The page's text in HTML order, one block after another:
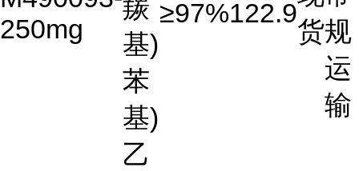
250mg
羰
基)
苯
基)
乙
≥97%122.9
货规
运
输